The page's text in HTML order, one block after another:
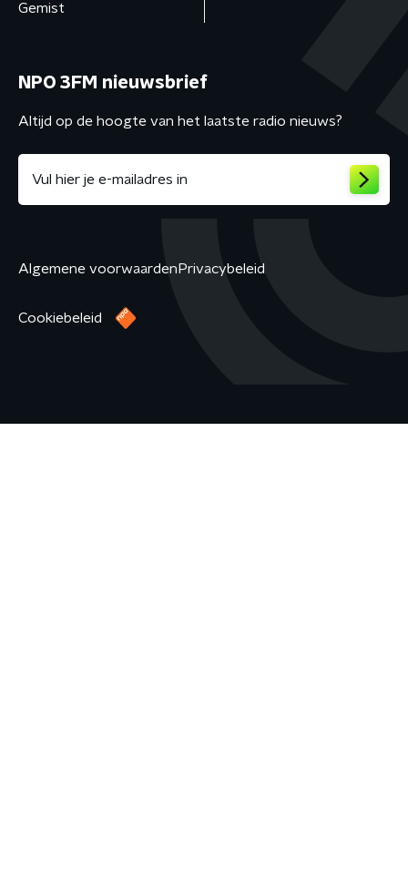
Gemist
NPO 3FM nieuwsbrief
Altijd op de hoogte van het laatste radio nieuws?
Algemene voorwaarden Privacybeleid
Cookiebeleid